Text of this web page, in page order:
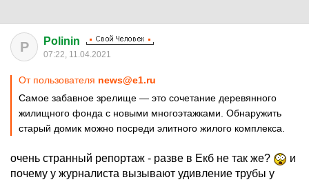
P Polinin
07:22, 11.04.2021
От пользователя news@e1.ru
Самое забавное зрелище — это сочетание деревянного
жилищного фонда с новыми многоэтажками. Обнаружить
старый домик можно посреди элитного жилого комплекса.
очень странный репортаж - разве в Екб не так же?
и
почему у журналиста вызывают удивление трубы у